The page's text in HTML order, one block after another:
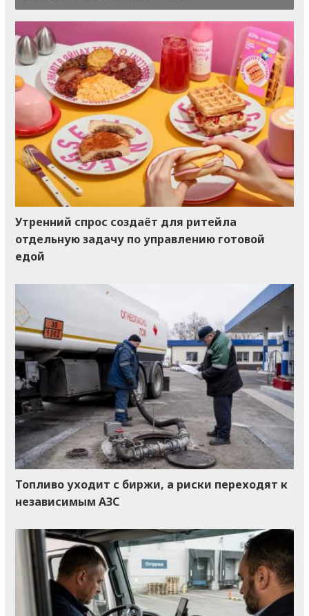
Утренний спрос создаёт для ритейла
отдельную задачу по управлению готовой
едой
Топливо уходит с биржи, а риски переходят к
независимым АЗС